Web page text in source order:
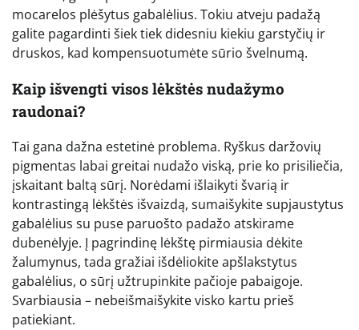
mocarelos plėšytus gabalėlius. Tokiu atveju padažą
galite pagardinti šiek tiek didesniu kiekiu garstyčių ir
druskos, kad kompensuotumėte sūrio švelnumą.
Kaip išvengti visos lėkštės nudažymo
raudonai?
Tai gana dažna estetinė problema. Ryškus daržovių
pigmentas labai greitai nudažo viską, prie ko prisiliečia,
įskaitant baltą sūrį. Norėdami išlaikyti švarią ir
kontrastingą lėkštės išvaizdą, sumaišykite supjaustytus
gabalėlius su puse paruošto padažo atskirame
dubenėlyje. Į pagrindinę lėkštę pirmiausia dėkite
žalumynus, tada gražiai išdėliokite apšlakstytus
gabalėlius, o sūrį užtrupinkite pačioje pabaigoje.
Svarbiausia – nebeišmaišykite visko kartu prieš
patiekiant.